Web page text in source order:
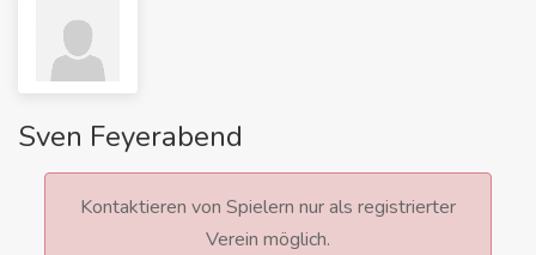
Sven Feyerabend
Kontaktieren von Spielern nur als registrierter
Verein möglich.